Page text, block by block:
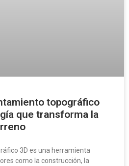
topográfico
que transforma la
3D es una herramienta
como la construcción, la